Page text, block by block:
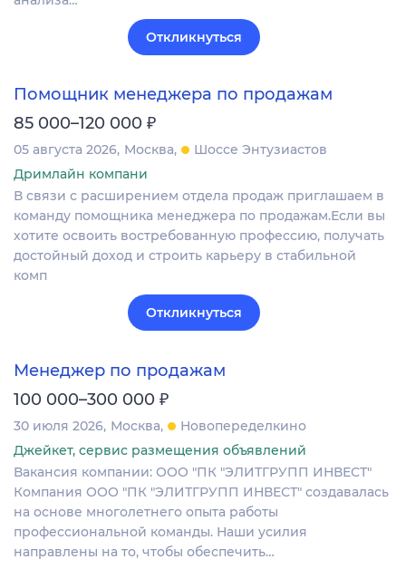
Откликнуться
Помощник менеджера по продажам
85 000–120 000 ₽
05 августа 2026 Москва
Шоссе Энтузиастов
Дримлайн компани
В связи с расширением отдела продаж приглашаем в
команду помощника менеджера по продажам.Если вы
хотите освоить востребованную профессию, получать
достойный доход и строить карьеру в стабильной
комп
Откликнуться
Менеджер по продажам
100 000–300 000 ₽
30 июля 2026 Москва
Новопеределкино
Джейкет, сервис размещения объявлений
Вакансия компании: ООО "ПК "ЭЛИТГРУПП ИНВЕСТ"
Компания ООО "ПК "ЭЛИТГРУПП ИНВЕСТ" создавалась
на основе многолетнего опыта работы
профессиональной команды. Наши усилия
направлены на то, чтобы обеспечить…